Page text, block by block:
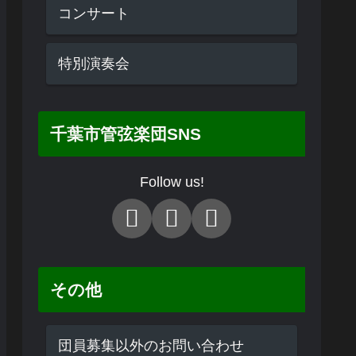
コンサート
特別演奏会
千葉市管弦楽団SNS
Follow us!
その他
団員募集以外のお問い合わせ